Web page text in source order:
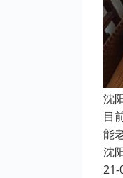
沈
目
能
沈
21-